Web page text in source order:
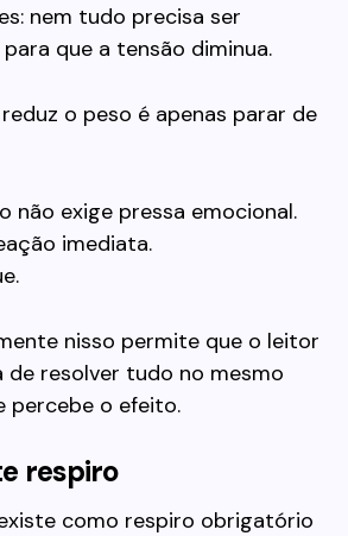
nem tudo precisa ser
que a tensão diminua.
o peso é apenas parar de
não exige pressa emocional.
imediata.
nisso permite que o leitor
de resolver tudo no mesmo
percebe o efeito.
respiro
como respiro obrigatório